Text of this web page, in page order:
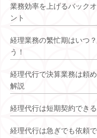
業務効率を上げるバック
ント
経理業務の繁忙期はいつ
う！
経理代行で決算業務は頼
解説
経理代行は短期契約でき
経理代行は急ぎでも依頼